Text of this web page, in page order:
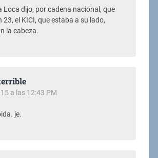
Loca dijo, por cadena nacional, que
23, el KICI, que estaba a su lado,
la cabeza.
a las 12:43 PM
je.